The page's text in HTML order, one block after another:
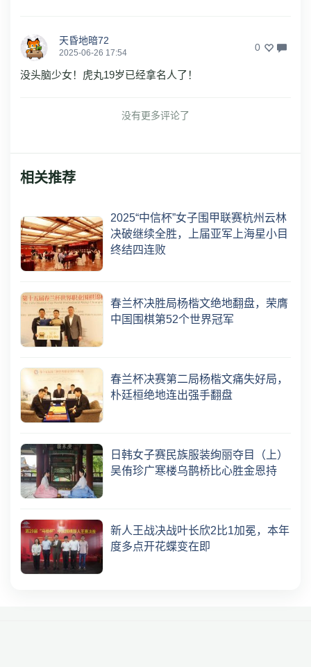
天昏地暗72
2025-06-26 17:54 0
没头脑少女！虎丸19岁已经拿名人了！
没有更多评论了
相关推荐
2025“中信杯”女子围甲联赛杭州云林
决破继续全胜，上届亚军上海星小目
终结四连败
春兰杯决胜局杨楷文绝地翻盘，荣膺
中国围棋第52个世界冠军
春兰杯决赛第二局杨楷文痛失好局，
朴廷桓绝地连出强手翻盘
日韩女子赛民族服装绚丽夺目（上）
吴侑珍广寒楼乌鹊桥比心胜金恩持
新人王战决战叶长欣2比1加冕，本年
度多点开花蝶变在即